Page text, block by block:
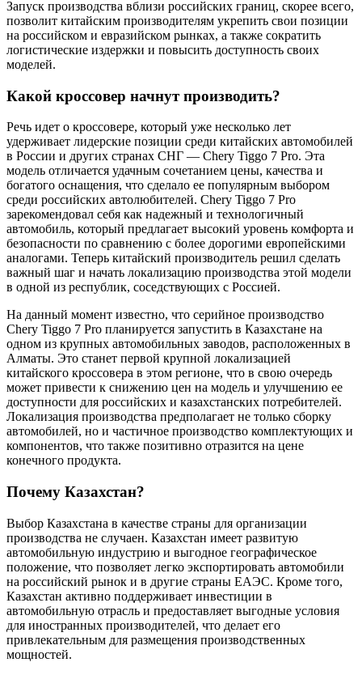
Запуск производства вблизи российских границ, скорее всего,
позволит китайским производителям укрепить свои позиции
на российском и евразийском рынках, а также сократить
логистические издержки и повысить доступность своих
моделей.
Какой кроссовер начнут производить?
Речь идет о кроссовере, который уже несколько лет
удерживает лидерские позиции среди китайских автомобилей
в России и других странах СНГ — Chery Tiggo 7 Pro. Эта
модель отличается удачным сочетанием цены, качества и
богатого оснащения, что сделало ее популярным выбором
среди российских автолюбителей. Chery Tiggo 7 Pro
зарекомендовал себя как надежный и технологичный
автомобиль, который предлагает высокий уровень комфорта и
безопасности по сравнению с более дорогими европейскими
аналогами. Теперь китайский производитель решил сделать
важный шаг и начать локализацию производства этой модели
в одной из республик, соседствующих с Россией.
На данный момент известно, что серийное производство
Chery Tiggo 7 Pro планируется запустить в Казахстане на
одном из крупных автомобильных заводов, расположенных в
Алматы. Это станет первой крупной локализацией
китайского кроссовера в этом регионе, что в свою очередь
может привести к снижению цен на модель и улучшению ее
доступности для российских и казахстанских потребителей.
Локализация производства предполагает не только сборку
автомобилей, но и частичное производство комплектующих и
компонентов, что также позитивно отразится на цене
конечного продукта.
Почему Казахстан?
Выбор Казахстана в качестве страны для организации
производства не случаен. Казахстан имеет развитую
автомобильную индустрию и выгодное географическое
положение, что позволяет легко экспортировать автомобили
на российский рынок и в другие страны ЕАЭС. Кроме того,
Казахстан активно поддерживает инвестиции в
автомобильную отрасль и предоставляет выгодные условия
для иностранных производителей, что делает его
привлекательным для размещения производственных
мощностей.